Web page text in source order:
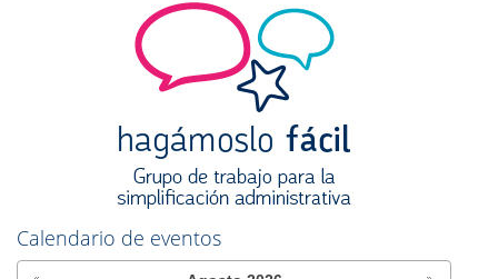
Calendario de eventos